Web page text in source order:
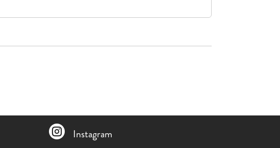
 Instagram